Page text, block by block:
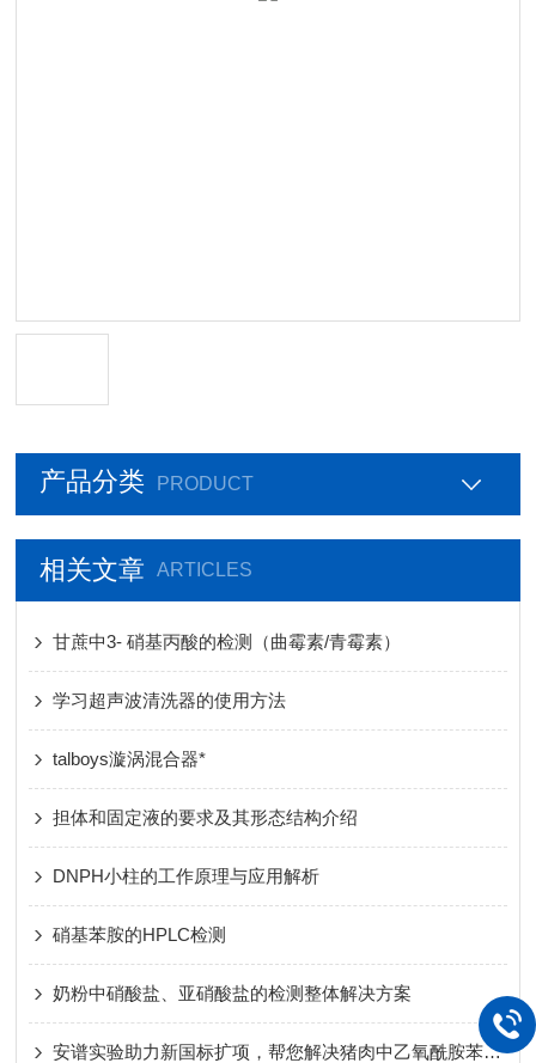
产品分类 PRODUCT
相关文章 ARTICLES
甘蔗中3- 硝基丙酸的检测（曲霉素/青霉素）
学习超声波清洗器的使用方法
talboys漩涡混合器*
担体和固定液的要求及其形态结构介绍
DNPH小柱的工作原理与应用解析
硝基苯胺的HPLC检测
奶粉中硝酸盐、亚硝酸盐的检测整体解决方案
安谱实验助力新国标扩项，帮您解决猪肉中乙氧酰胺苯甲酯残留问题